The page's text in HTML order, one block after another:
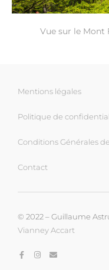
Vue sur le Mont
Mentions légales
Politique de
Conditions Générales
Contact
© 2022 – Guillaume
Vianney Accart